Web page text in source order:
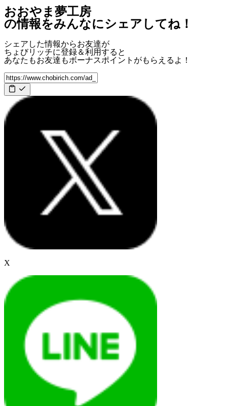
おおやま夢工房
の情報をみんなにシェアしてね！
シェアした情報からお友達が
ちょびリッチに登録＆利用すると
あなたもお友達もボーナスポイント がもらえるよ！
X